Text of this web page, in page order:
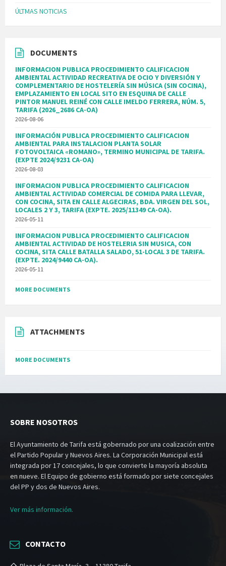
ÚLTMAS NOTICIAS
DOCUMENTS
INFORMACION PUBLICA PROCEDIMIENTO CALIFICACION
AMBIENTAL ACTIVIDAD RECREATIVA DE OCIO Y DIVERSIÓN Y
COMPLEMENTARIO DE HOSTELERÍA SIN MÚSICA (SIN COCINA),
EMPLAZAMIENTO EN LOCAL SITO EN ESQUINA DE CALLE
PINTOR MANUEL REINÉ CON CALLE IMELDO FERRERA, NÚM. 5,
TARIFA (2026_2686 CA-OA)
2026-08-06
INFORMACIÓN PUBLICA PROCEDIMIENTO CALIFICACION
AMBIENTAL PARA INSTALACION PLANTA SOLAR
FOTOVOLTAICA «ROMANO», TERMINO MUNICIPAL DE TARIFA.
(EXPTE 2024/9231 CA-OA)
2026-08-03
INFORMACION PUBLICA PROCEDIMIENTO CALIFICACION
AMBIENTAL ACTIVIDAD COMERCIAL DE COMIDA PARA LLEVAR,
CON COCINA, SITA EN CALLE ALGECIRAS, BDA. VIRGEN DEL SOL,
LOCALES 2 Y 3, TARIFA (EXPTE. 2025/11349 CA-OA).
2026-05-11
INFORMACION PUBLICA PROCEDIMIENTO CALIFICACION
AMBIENTAL ACTIVIDAD DE HOSTELERIA SIN MUSICA, CON
COCINA, SITA CALLE BATALLA SALADO, 51-LOCAL 3 DE TARIFA.
(EXPTE. 2024/9440 CA-OA).
2026-05-11
MORE DOCUMENTS
ATTACHMENTS
MORE DOCUMENTS
SOBRE NOSOTROS
El Ayuntamiento de Tarifa está gobernado por una coalización entre
el Partido Popular y Nuevos Aires. La Corporación Municipal está
integrada por 17 concejales, lo que convierte la mayoría absoluta
en nueve. El Equipo de gobierno está formado por siete concejales
del PP y dos de Nuevos Aires.
Ver más información.
CONTACTO